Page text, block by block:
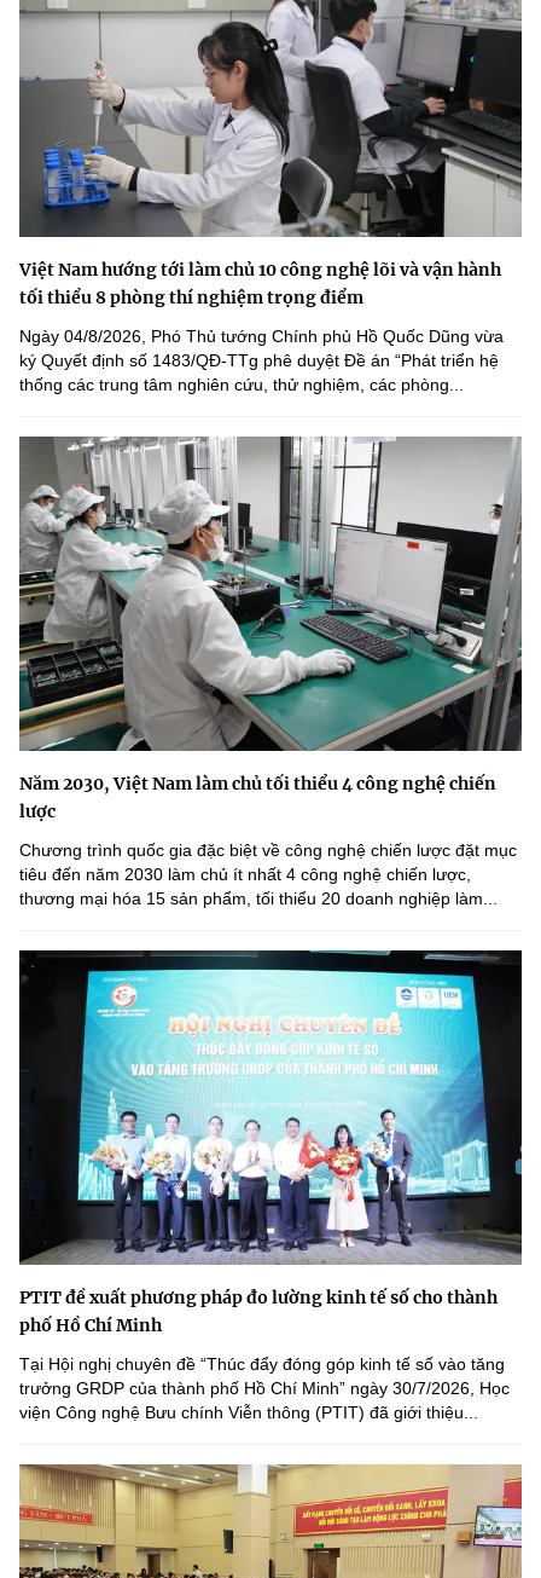
Việt Nam hướng tới làm chủ 10 công nghệ lõi và vận hành
tối thiểu 8 phòng thí nghiệm trọng điểm
Ngày 04/8/2026, Phó Thủ tướng Chính phủ Hồ Quốc Dũng vừa
ký Quyết định số 1483/QĐ-TTg phê duyệt Đề án “Phát triển hệ
thống các trung tâm nghiên cứu, thử nghiệm, các phòng...
Năm 2030, Việt Nam làm chủ tối thiểu 4 công nghệ chiến
lược
Chương trình quốc gia đặc biệt về công nghệ chiến lược đặt mục
tiêu đến năm 2030 làm chủ ít nhất 4 công nghệ chiến lược,
thương mại hóa 15 sản phẩm, tối thiểu 20 doanh nghiệp làm...
PTIT đề xuất phương pháp đo lường kinh tế số cho thành
phố Hồ Chí Minh
Tại Hội nghị chuyên đề “Thúc đẩy đóng góp kinh tế số vào tăng
trưởng GRDP của thành phố Hồ Chí Minh” ngày 30/7/2026, Học
viện Công nghệ Bưu chính Viễn thông (PTIT) đã giới thiệu...